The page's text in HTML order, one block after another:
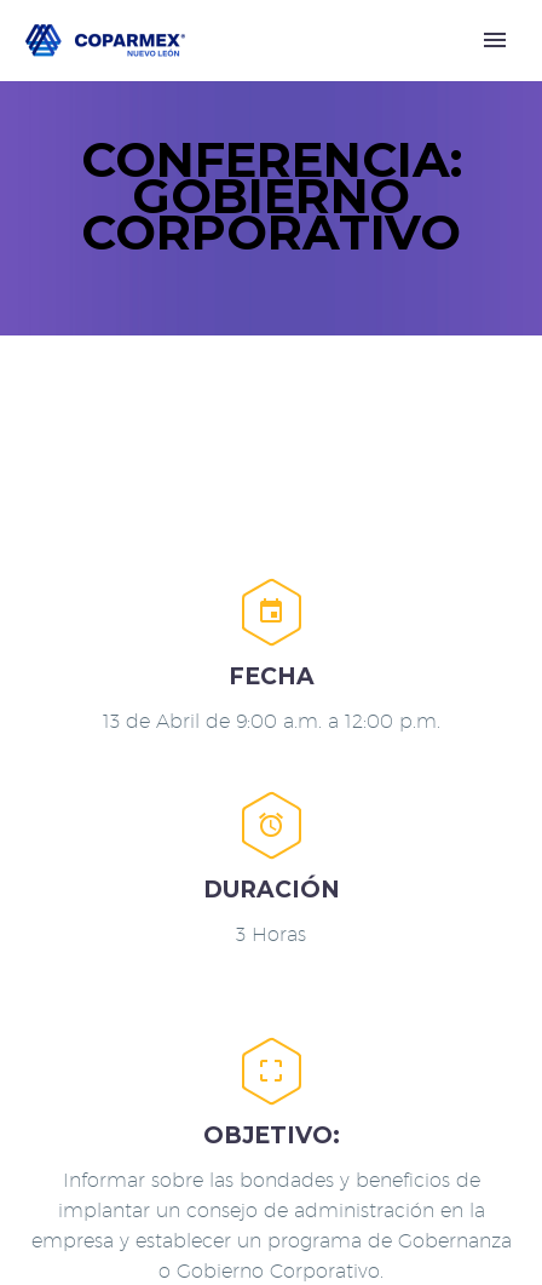
CONFERENCIA:
GOBIERNO
CORPORATIVO


FECHA
13 de Abril de 9:00 a.m. a 12:00 p.m.


DURACIÓN
3 Horas


OBJETIVO:
Informar sobre las bondades y beneficios de
implantar un consejo de administración en la
empresa y establecer un programa de Gobernanza
o Gobierno Corporativo.